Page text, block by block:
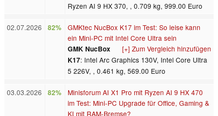
Ryzen AI 9 HX 370, , 0.709 kg, 999.00 Euro
02.07.2026 82%
GMKtec NucBox K17 im Test: So leise kann
ein Mini-PC mit Intel Core Ultra sein
[+] Zum Vergleich hinzufügen
GMK NucBox
K17: Intel Arc Graphics 130V, Intel Core Ultra
5 226V, , 0.461 kg, 569.00 Euro
03.03.2026 82%
Minisforum AI X1 Pro mit Ryzen AI 9 HX 470
im Test: Mini-PC Upgrade für Office, Gaming &
KI mit RAM-Bremse?